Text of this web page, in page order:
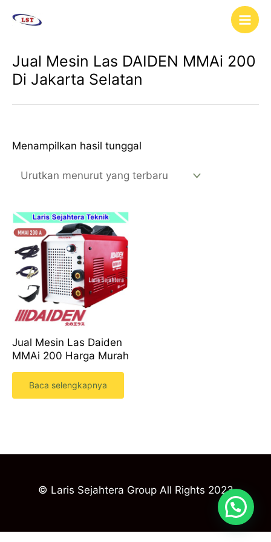
Main
Jual Mesin Las DAIDEN MMAi 200
Di Jakarta Selatan
Menampilkan hasil tunggal
Jual Mesin Las Daiden
MMAi 200 Harga Murah
Baca selengkapnya
© Laris Sejahtera Group All Rights 2023